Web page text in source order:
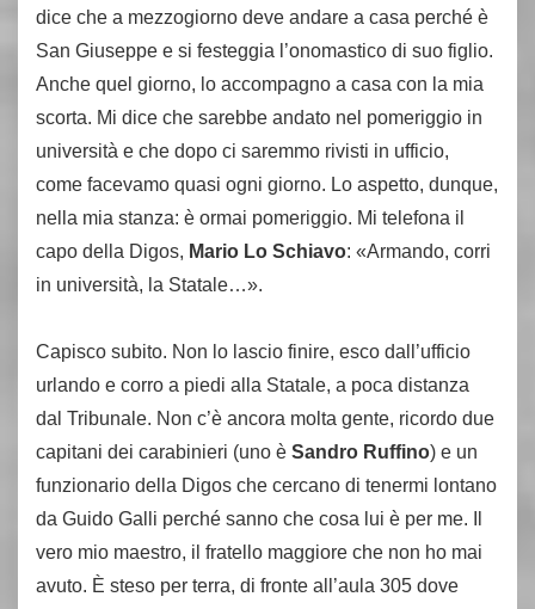
dice che a mezzogiorno deve andare a casa perché è
San Giuseppe e si festeggia l’onomastico di suo figlio.
Anche quel giorno, lo accompagno a casa con la mia
scorta. Mi dice che sarebbe andato nel pomeriggio in
università e che dopo ci saremmo rivisti in ufficio,
come facevamo quasi ogni giorno. Lo aspetto, dunque,
nella mia stanza: è ormai pomeriggio. Mi telefona il
capo della Digos, Mario Lo Schiavo: «Armando, corri
in università, la Statale…».
Capisco subito. Non lo lascio finire, esco dall’ufficio
urlando e corro a piedi alla Statale, a poca distanza
dal Tribunale. Non c’è ancora molta gente, ricordo due
capitani dei carabinieri (uno è Sandro Ruffino) e un
funzionario della Digos che cercano di tenermi lontano
da Guido Galli perché sanno che cosa lui è per me. Il
vero mio maestro, il fratello maggiore che non ho mai
avuto. È steso per terra, di fronte all’aula 305 dove